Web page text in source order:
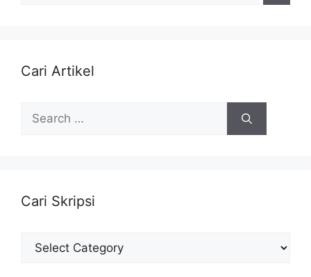
Cari Artikel
Search
for:
Cari Skripsi
Cari